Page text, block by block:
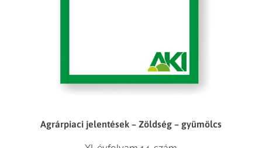
Agrárpiaci jelentések – Zöldség – gyümölcs